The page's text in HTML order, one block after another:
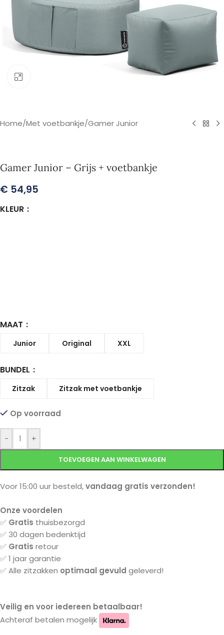
Home/Met voetbankje/Gamer Junior
Gamer Junior – Grijs + voetbankje
€ 54,95
KLEUR
MAAT
Junior Original XXL
BUNDEL
Zitzak Zitzak met voetbankje
Op voorraad
- +
TOEVOEGEN AAN WINKELWAGEN
Voor 15:00 uur besteld,vandaag gratis verzonden!
Onze voordelen
✅ Gratis thuisbezorgd
✅ 30 dagen bedenktijd
✅ Gratis retour
✅ 1 jaar garantie
✅ Alle zitzakken optimaal gevuld geleverd!
Veilig en voor iedereen betaalbaar!
Achteraf betalen mogelijk